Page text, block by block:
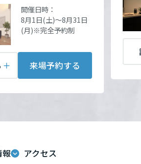
開催日時：
8月1日(土)～8月31日
(月)※完全予約制
来場予約する
報 アクセス
担当者：【担当】神田
来場予約する
担当者：【担当】神田
来場予約する